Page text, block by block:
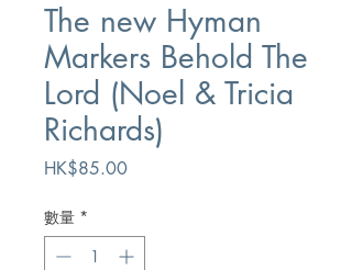
The new Hyman
Markers Behold The
Lord (Noel & Tricia
Richards)
HK$85.00價
數量 *